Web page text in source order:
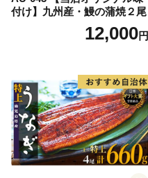
付け】九州産・鰻の蒲焼２尾
12,000円